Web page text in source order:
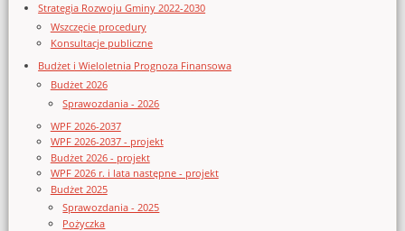
Strategia Rozwoju Gminy 2022-2030
Wszczęcie procedury
Konsultacje publiczne
Budżet i Wieloletnia Prognoza Finansowa
Budżet 2026
Sprawozdania - 2026
WPF 2026-2037
WPF 2026-2037 - projekt
Budżet 2026 - projekt
WPF 2026 r. i lata następne - projekt
Budżet 2025
Sprawozdania - 2025
Pożyczka